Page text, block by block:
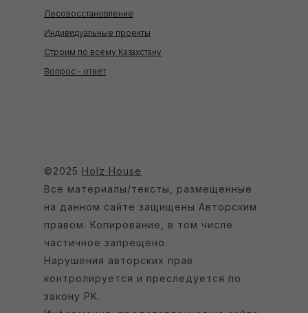
Лесовосстановление
Индивидуальные проекты
Строим по всему Казахстану
Вопрос - ответ
©2025 Holz House
Все материалы/тексты, размещенные
на данном сайте защищены Авторским
правом. Копирование, в том числе
частичное запрещено.
Нарушения авторских прав
контролируется и преследуется по
закону РK.